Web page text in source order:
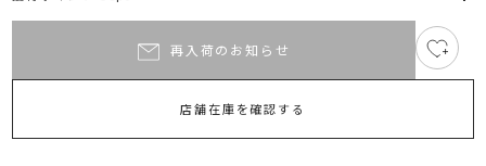
ポイント
旧 MS PASSPORTポイント
再入荷のお知らせ
店舗在庫を確認する